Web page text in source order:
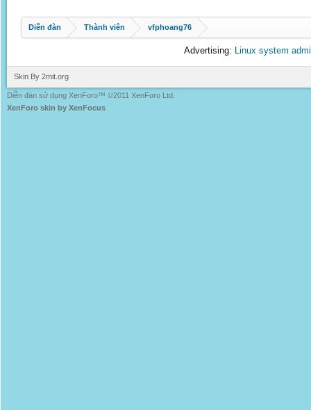
Diễn đàn Thành viên vfphoang76
Advertising: Linux system
Skin By 2mit.org
Diễn đàn sử dụng XenForo™ ©2011 XenForo Ltd.
XenForo skin by XenFocus